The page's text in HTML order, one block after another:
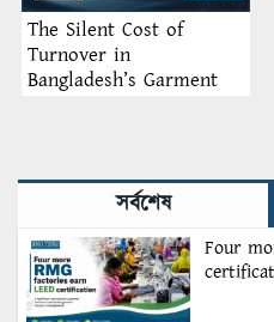
The Silent Cost of
Turnover in
Bangladesh’s Garment
সর্বশেষ
Four